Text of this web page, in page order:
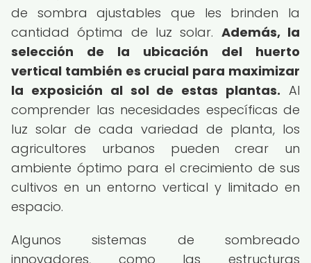
de sombra ajustables que les brinden la
cantidad óptima de luz solar. Además, la
selección de la ubicación del huerto
vertical también es crucial para maximizar
la exposición al sol de estas plantas. Al
comprender las necesidades específicas de
luz solar de cada variedad de planta, los
agricultores urbanos pueden crear un
ambiente óptimo para el crecimiento de sus
cultivos en un entorno vertical y limitado en
espacio.
Algunos sistemas de sombreado
innovadores, como las estructuras